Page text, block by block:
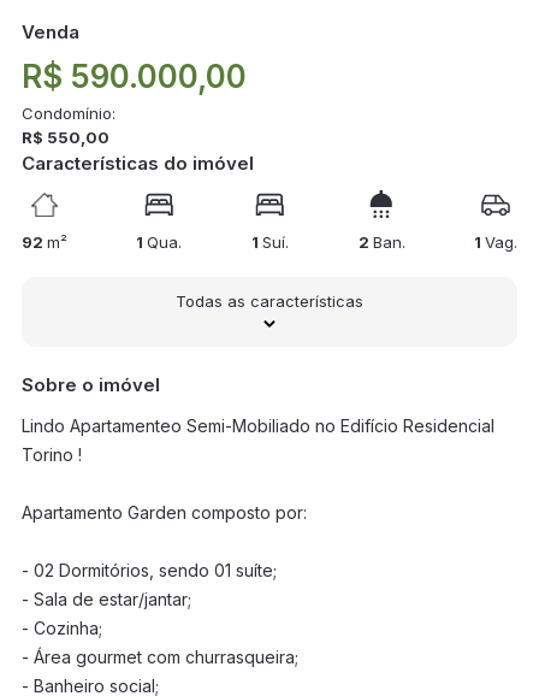
Venda
R$ 590.000,00
Condomínio:
R$ 550,00
Características do imóvel
92 m² 1Qua. 1 Suí. 2 Ban. 1Vag.
Todas as características
Sobre o imóvel
Lindo Apartamenteo Semi-Mobiliado no Edifício Residencial
Torino !
Apartamento Garden composto por:
- 02 Dormitórios, sendo 01 suíte;
- Sala de estar/jantar;
- Cozinha;
- Área gourmet com churrasqueira;
- Banheiro social;